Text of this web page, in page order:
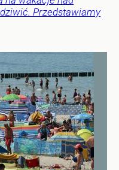
Przedstawiamy